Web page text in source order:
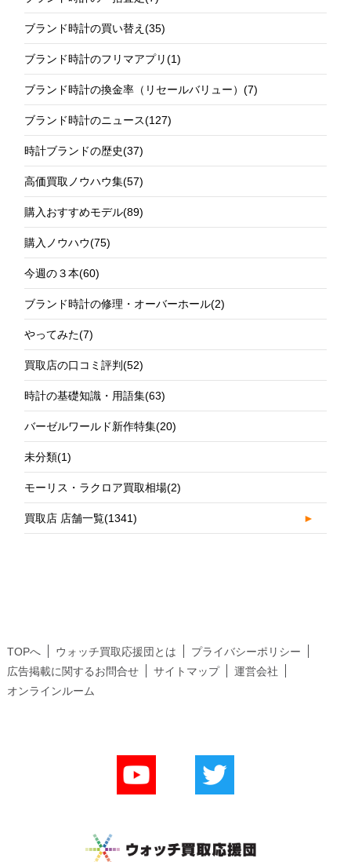
ブランド時計の買い替え(35)
ブランド時計のフリマアプリ(1)
ブランド時計の換金率（リセールバリュー）(7)
ブランド時計のニュース(127)
時計ブランドの歴史(37)
高価買取ノウハウ集(57)
購入おすすめモデル(89)
購入ノウハウ(75)
今週の３本(60)
ブランド時計の修理・オーバーホール(2)
やってみた(7)
買取店の口コミ評判(52)
時計の基礎知識・用語集(63)
バーゼルワールド新作特集(20)
未分類(1)
モーリス・ラクロア買取相場(2)
買取店 店舗一覧(1341) ►
TOPへ ウォッチ買取応援団とは
プライバシーポリシー
広告掲載に関するお問合せ
サイトマップ
運営会社
オンラインルーム